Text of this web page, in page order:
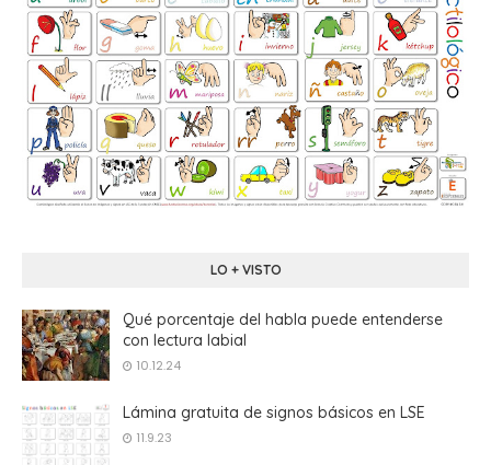
LO + VISTO
Qué porcentaje del habla puede entenderse
con lectura labial
10.12.24
Lámina gratuita de signos básicos en LSE
11.9.23